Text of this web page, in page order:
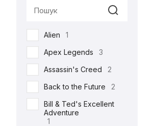
Toys Era
Weta Workshop
Alien
1
Apex Legends
3
Assassin's Creed
2
Back to the Future
2
Bill & Ted's Excellent
Adventure
1